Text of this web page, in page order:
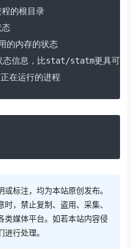
的根目录
态
的内存的状态
态信息，比stat/statm更具可读
在运行的进程
标注，均为本站原创发布。
，禁止复制、盗用、采集、
类媒体平台。如若本站内容侵
行处理。